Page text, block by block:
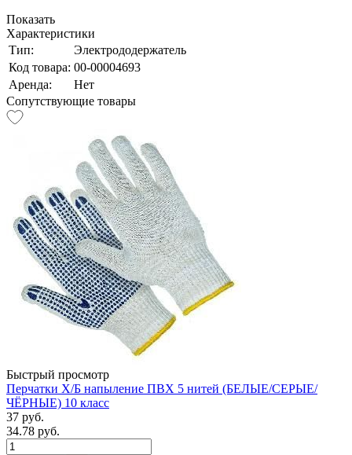
Показать
Характеристики
Тип:
Электрододержатель
Код товара: 00-00004693
Аренда:
Нет
Сопутствующие товары
Быстрый просмотр
Перчатки Х/Б напыление ПВХ 5 нитей (БЕЛЫЕ/СЕРЫЕ/
ЧЁРНЫЕ) 10 класс
37 руб.
34.78 руб.